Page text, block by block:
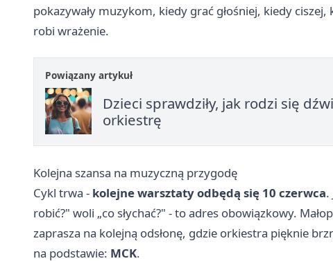
pokazywały muzykom, kiedy grać głośniej, kiedy
robi wrażenie.
Powiązany artykuł
Dzieci sprawdziły, jak rodzi się
orkiestrę
Kolejna szansa na muzyczną przygodę
Cykl trwa - kolejne warsztaty odbędą się 10 czerwca.
robić?" woli „co słychać?" - to adres obowiązkowy.
zaprasza na kolejną odsłonę, gdzie orkiestra pięknie
na podstawie: MCK.